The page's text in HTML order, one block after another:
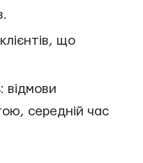
що
відмови
середній час